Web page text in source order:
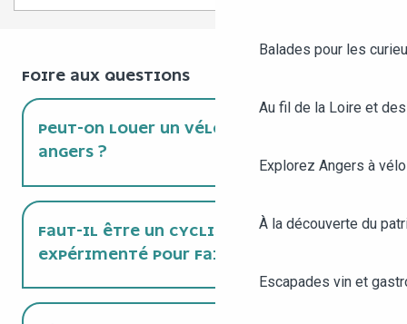
Balades pour les
Au fil de la Loire et
Explorez Angers à vélo
À la découverte du
Escapades vin et
FOIRE AUX QUESTIONS
PEUT-ON LOUER UN VÉLO GRAVEL À
ANGERS ?
FAUT-IL ÊTRE UN CYCLISTE
EXPÉRIMENTÉ POUR FAIRE DU GRAVEL ?